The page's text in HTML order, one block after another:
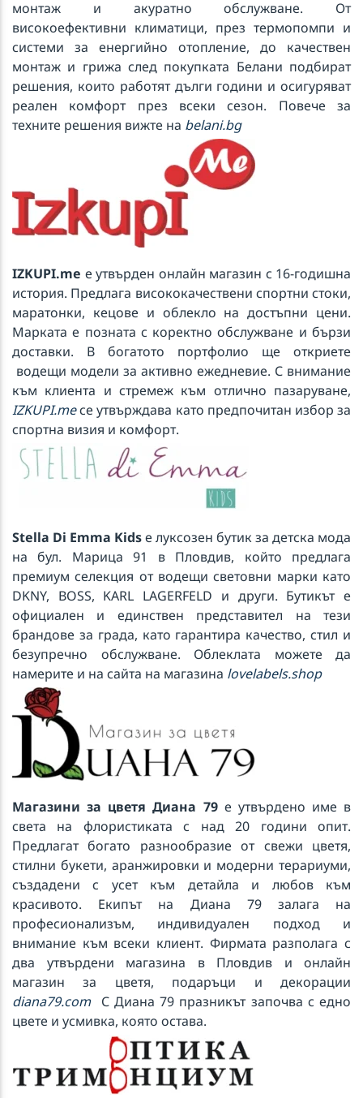
монтаж и акуратно обслужване. От
високоефективни климатици, през термопомпи и
системи за енергийно отопление, до качествен
монтаж и грижа след покупката Белани подбират
решения, които работят дълги години и осигуряват
реален комфорт през всеки сезон. Повече за
техните решения вижте на belani.bg
IZKUPI.me е утвърден онлайн магазин с 16-годишна
история. Предлага висококачествени спортни стоки,
маратонки, кецове и облекло на достъпни цени.
Марката е позната с коректно обслужване и бързи
доставки. В богатото портфолио ще откриете
водещи модели за активно ежедневие. С внимание
към клиента и стремеж към отлично пазаруване,
IZKUPI.meсе утвърждава като предпочитан избор за
спортна визия и комфорт.
Stella Di Emma Kidsе луксозен бутик за детска мода
на бул. Марица 91 в Пловдив, който предлага
премиум селекция от водещи световни марки като
DKNY, BOSS, KARL LAGERFELD и други. Бутикът е
официален и единствен представител на тези
брандове за града, като гарантира качество, стил и
безупречно обслужване. Облеклата можете да
намерите и на сайта на магазина lovelabels.shop
Магазини за цветя Диана 79е утвърдено име в
света на флористиката с над 20 години опит.
Предлагат богато разнообразие от свежи цветя,
стилни букети, аранжировки и модерни терариуми,
създадени с усет към детайла и любов към
красивото. Екипът на Диана 79 залага на
професионализъм, индивидуален подход и
внимание към всеки клиент. Фирмата разполага с
два утвърдени магазина в Пловдив и онлайн
магазин за цветя, подаръци и декорации
diana79.com
С Диана 79 празникът започва с едно
цвете и усмивка, която остава.